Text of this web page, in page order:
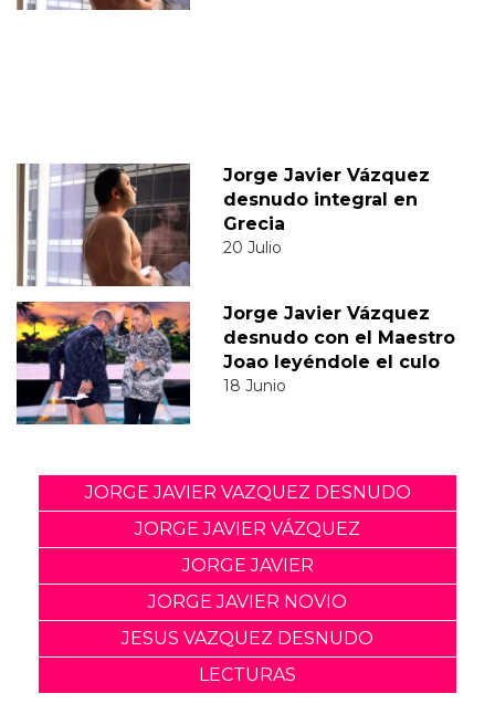
Jorge Javier Vázquez
desnudo integral en
Grecia
20 Julio
Jorge Javier Vázquez
desnudo con el Maestro
Joao leyéndole el culo
18 Junio
JORGE JAVIER VAZQUEZ DESNUDO
JORGE JAVIER VÁZQUEZ
JORGE JAVIER
JORGE JAVIER NOVIO
JESUS VAZQUEZ DESNUDO
LECTURAS